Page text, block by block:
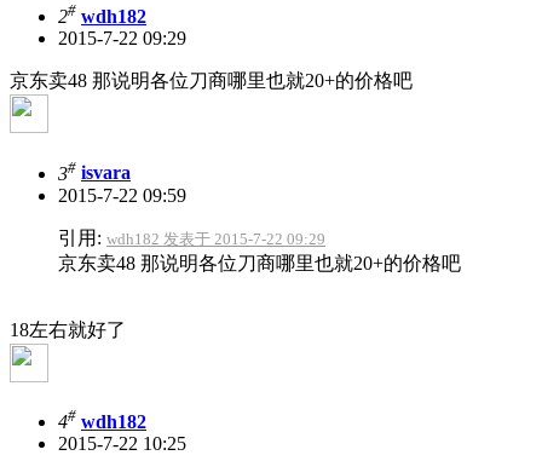
2# wdh182
2015-7-22 09:29
京东卖48 那说明各位刀商哪里也就20+的价格吧
3# isvara
2015-7-22 09:59
引用: wdh182 发表于 2015-7-22 09:29
京东卖48 那说明各位刀商哪里也就20+的价格吧
18左右就好了
4# wdh182
2015-7-22 10:25